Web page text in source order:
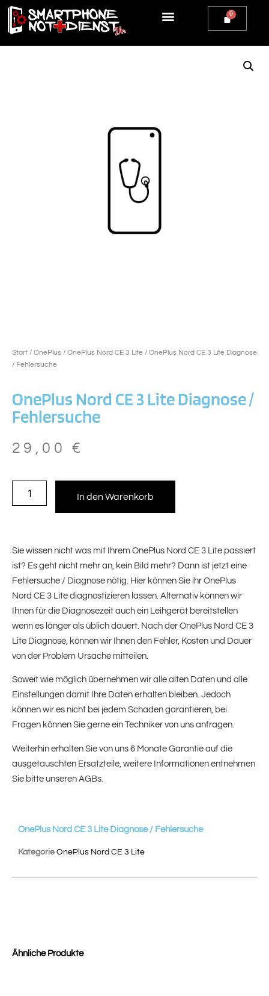
Start / OnePlus / OnePlus Nord CE 3 Lite / OnePlus Nord CE 3 Lite Diagnose
/ Fehlersuche
OnePlus Nord CE 3 Lite Diagnose /
Fehlersuche
29,00 €
In den Warenkorb
Sie wissen nicht was mit Ihrem OnePlus Nord CE 3 Lite passiert
ist? Es geht nicht mehr an, kein Bild mehr? Dann ist jetzt eine
Fehlersuche / Diagnose nötig. Hier können Sie ihr OnePlus
Nord CE 3 Lite diagnostizieren lassen. Alternativ können wir
Ihnen für die Diagnosezeit auch ein Leihgerät bereitstellen
wenn es länger als üblich dauert. Nach der OnePlus Nord CE 3
Lite Diagnose, können wir Ihnen den Fehler, Kosten und Dauer
von der Problem Ursache mitteilen.
Soweit wie möglich übernehmen wir alle alten Daten und alle
Einstellungen damit Ihre Daten erhalten bleiben. Jedoch
können wir es nicht bei jedem Schaden garantieren, bei
Fragen können Sie gerne ein Techniker von uns anfragen.
Weiterhin erhalten Sie von uns 6 Monate Garantie auf die
ausgetauschten Ersatzteile, weitere Informationen entnehmen
Sie bitte unseren AGBs.
Ähnliche Produkte
OnePlus Nord CE 3 Lite Diagnose / Fehlersuche
Kategorie OnePlus Nord CE 3 Lite